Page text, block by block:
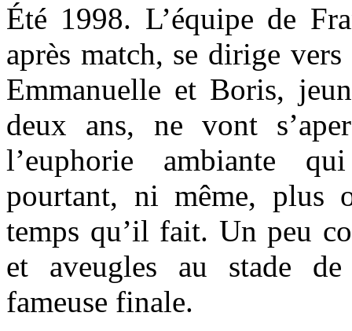
Été 1998. L’équipe de
après match, se dirige
Emmanuelle et Boris,
deux ans, ne vont
l’euphorie ambiante
pourtant, ni même, plus
temps qu’il fait. Un peu
et aveugles au stade
fameuse finale.